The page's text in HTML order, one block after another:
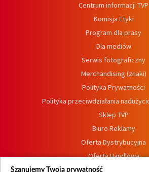
Centrum informacji TVP
Komisja Etyki
Program dla prasy
Dla mediów
Serwis fotograficzny
Merchandising (znaki)
Polityka Prywatności
Polityka przeciwdziałania
Sklep TVP
Biuro Reklamy
Oferta Dystrybucyjna
Oferta Handlowa
Dostępność
Szanujemy Twoją prywatność